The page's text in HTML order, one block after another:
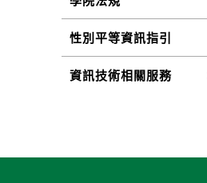
性別平等資訊指引
資訊技術相關服務